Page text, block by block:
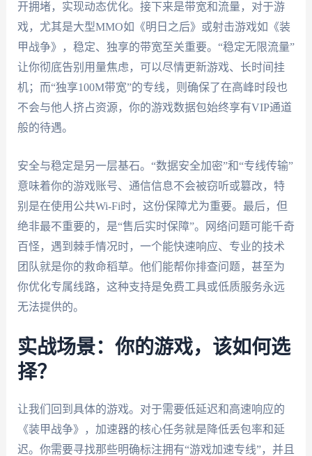
开拥堵，实现动态优化。接下来是带宽和流量，对于游
戏，尤其是大型MMO如《明日之后》或射击游戏如《装
甲战争》，稳定、独享的带宽至关重要。“稳定无限流量”
让你彻底告别用量焦虑，可以尽情更新游戏、长时间挂
机；而“独享100M带宽”的专线，则确保了在高峰时段也
不会与他人挤占资源，你的游戏数据包始终享有VIP通道
般的待遇。
安全与稳定是另一层基石。“数据安全加密”和“专线传输”
意味着你的游戏账号、通信信息不会被窃听或篡改，特
别是在使用公共Wi-Fi时，这份保障尤为重要。最后，但
绝非最不重要的，是“售后实时保障”。网络问题可能千奇
百怪，遇到棘手情况时，一个能快速响应、专业的技术
团队就是你的救命稻草。他们能帮你排查问题，甚至为
你优化专属线路，这种支持是免费工具或低质服务永远
无法提供的。
实战场景：你的游戏，该如何选
择？
让我们回到具体的游戏。对于需要低延迟和高速响应的
《装甲战争》，加速器的核心任务就是降低丢包率和延
迟。你需要寻找那些明确标注拥有“游戏加速专线”，并且